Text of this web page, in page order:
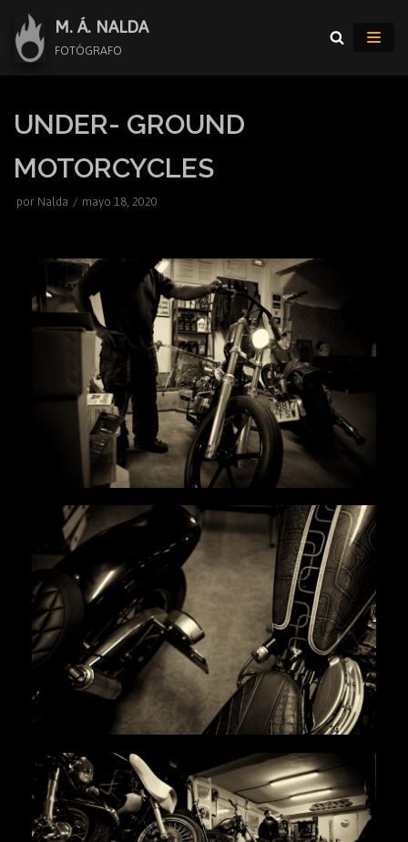
Saltar
al
contenido
M. Á. NALDA
FOTÓGRAFO
UNDER- GROUND
MOTORCYCLES
por Nalda mayo 18, 2020